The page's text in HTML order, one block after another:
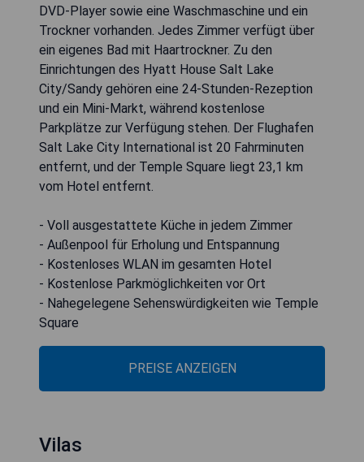
DVD-Player sowie eine Waschmaschine und ein
Trockner vorhanden. Jedes Zimmer verfügt über
ein eigenes Bad mit Haartrockner. Zu den
Einrichtungen des Hyatt House Salt Lake
City/Sandy gehören eine 24-Stunden-Rezeption
und ein Mini-Markt, während kostenlose
Parkplätze zur Verfügung stehen. Der Flughafen
Salt Lake City International ist 20 Fahrminuten
entfernt, und der Temple Square liegt 23,1 km
vom Hotel entfernt.
- Voll ausgestattete Küche in jedem Zimmer
- Außenpool für Erholung und Entspannung
- Kostenloses WLAN im gesamten Hotel
- Kostenlose Parkmöglichkeiten vor Ort
- Nahegelegene Sehenswürdigkeiten wie Temple
Square
PREISE ANZEIGEN
Vilas